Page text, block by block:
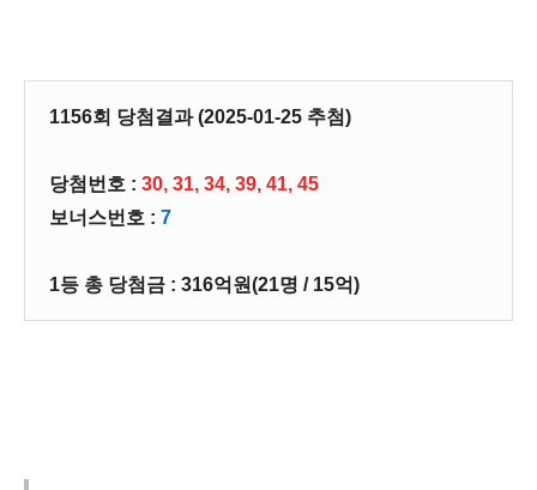
1156회 당첨결과 (2025-01-25 추첨)
당첨번호 : 30, 31, 34, 39, 41, 45
보너스번호 : 7
1등 총 당첨금 : 316억원(21명 / 15억)